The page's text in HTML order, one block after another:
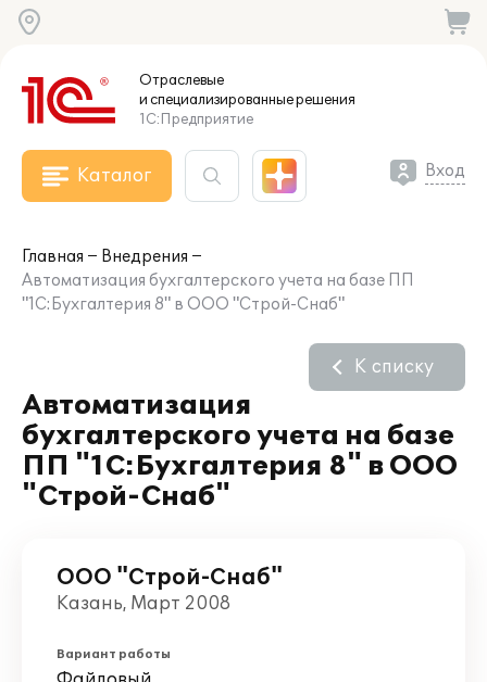
Отраслевые
и специализированныерешения
1С:Предприятие
Каталог Вход
Главная
Внедрения
Автоматизация бухгалтерского учета на базе ПП
"1С:Бухгалтерия 8" в ООО "Строй-Снаб"
Автоматизация
бухгалтерского учета на базе
ПП "1С:Бухгалтерия 8" в ООО
"Строй-Снаб"
К списку
ООО "Строй-Снаб"
Казань, Март 2008
Вариант работы